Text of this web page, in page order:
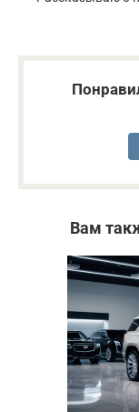
Вам